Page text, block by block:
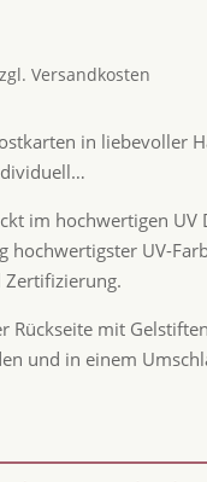
Versandkosten
in liebevoller
im hochwertigen UV
hochwertigster UV-
Zertifizierung.
Rückseite mit
und in einem